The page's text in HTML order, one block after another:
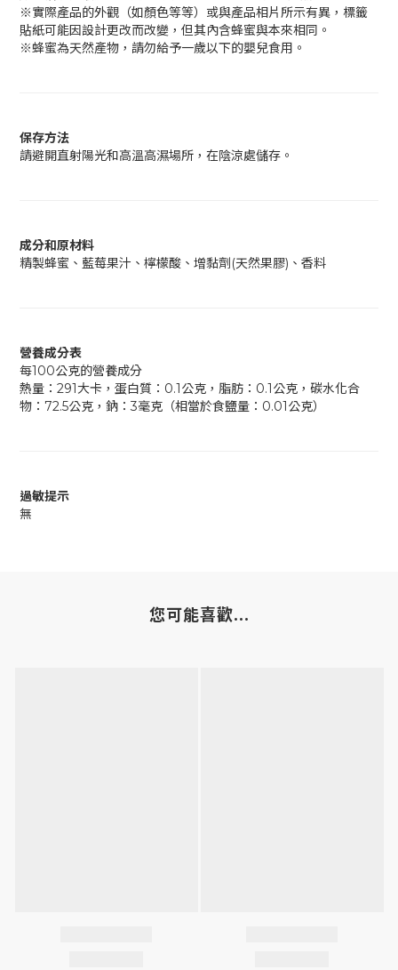
※實際產品的外觀（如顏色等等）或與產品相片所示有異，標籤
貼紙可能因設計更改而改變，但其內含蜂蜜與本來相同。
※蜂蜜為天然產物，請勿給予一歲以下的嬰兒食用。
保存方法
請避開直射陽光和高溫高濕場所，在陰涼處儲存。
成分和原材料
精製蜂蜜、藍莓果汁、檸檬酸、增黏劑(天然果膠)、香料
營養成分表
每100公克的營養成分
熱量：291大卡，蛋白質：0.1公克，脂肪：0.1公克，碳水化合
物：72.5公克，鈉：3毫克（相當於食鹽量：0.01公克）
過敏提示
無
您可能喜歡...